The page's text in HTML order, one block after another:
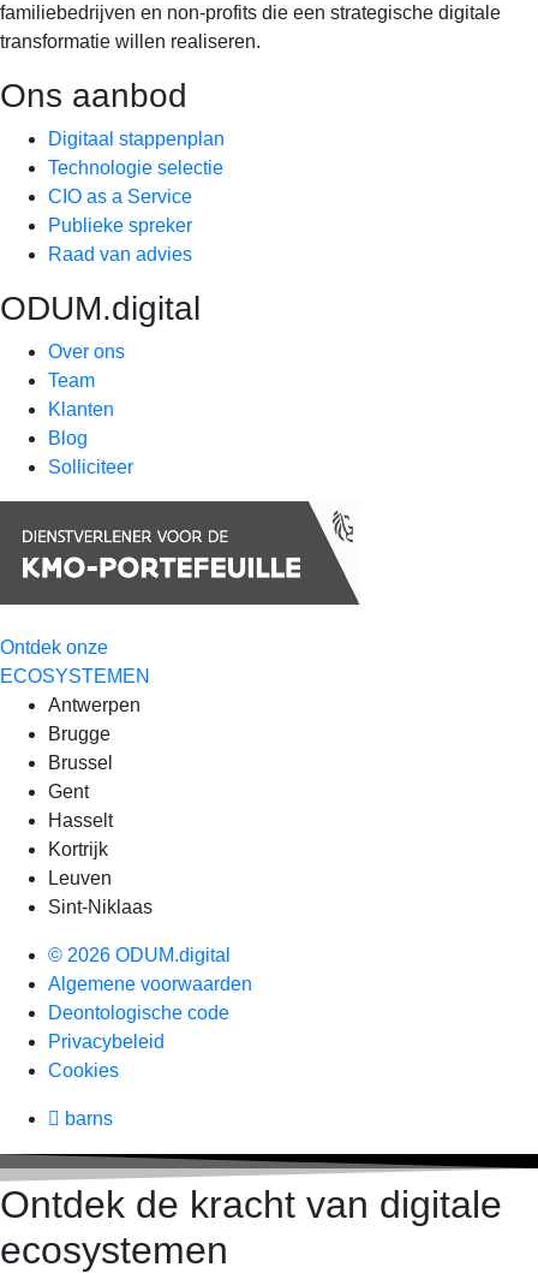
familiebedrijven en non-profits die een strategische digitale
transformatie willen realiseren.
Ons aanbod
Digitaal stappenplan
Technologie selectie
CIO as a Service
Publieke spreker
Raad van advies
ODUM.digital
Over ons
Team
Klanten
Blog
Solliciteer
Ontdek onze
ECOSYSTEMEN
Antwerpen
Brugge
Brussel
Gent
Hasselt
Kortrijk
Leuven
Sint-Niklaas
© 2026 ODUM.digital
Algemene voorwaarden
Deontologische code
Privacybeleid
Cookies
barns
Ontdek de kracht van digitale
ecosystemen